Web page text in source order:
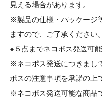
見える場合があります。
※製品の仕様・パッケージ
ますので、ご了承ください。
●５点までネコポス発送可能
※ネコポス発送につきまし
ポスの注意事項を承諾の上
※ネコポス発送可能な商品